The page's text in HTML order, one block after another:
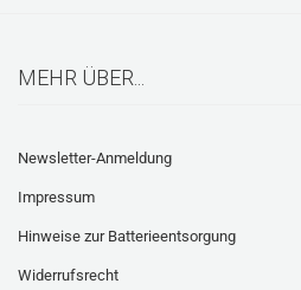
MEHR ÜBER...
Newsletter-Anmeldung
Impressum
Hinweise zur Batterieentsorgung
Widerrufsrecht